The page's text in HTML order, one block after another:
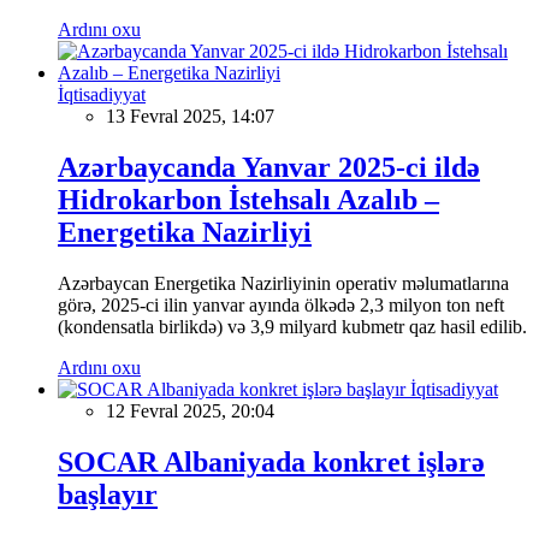
Ardını oxu
İqtisadiyyat
13 Fevral 2025, 14:07
Azərbaycanda Yanvar 2025-ci ildə
Hidrokarbon İstehsalı Azalıb –
Energetika Nazirliyi
Azərbaycan Energetika Nazirliyinin operativ məlumatlarına
görə, 2025-ci ilin yanvar ayında ölkədə 2,3 milyon ton neft
(kondensatla birlikdə) və 3,9 milyard kubmetr qaz hasil edilib.
Ardını oxu
İqtisadiyyat
12 Fevral 2025, 20:04
SOCAR Albaniyada konkret işlərə
başlayır